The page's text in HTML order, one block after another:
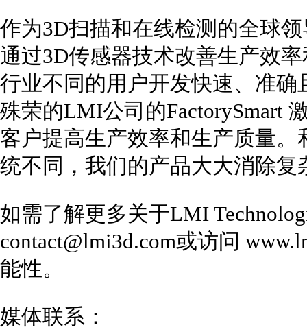
作为3D扫描和在线检测的全球
通过3D传感器技术改善生产效
行业不同的用户开发快速、准
殊荣的LMI公司的FactorySmart
客户提高生产效率和生产质量
统不同，我们的产品大大消除
如需了解更多关于LMI
contact@lmi3d.com或访问
能性。
媒体联系：